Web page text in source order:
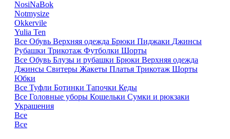
NosiNaBok
Notmysize
Okkervile
Yulia Ten
Все Обувь Верхняя одежда Брюки Пиджаки Джинсы
Рубашки Трикотаж Футболки Шорты
Все Обувь Блузы и рубашки Брюки Верхняя одежда
Джинсы Свитеры Жакеты Платья Трикотаж Шорты
Юбки
Все Туфли Ботинки Тапочки Кеды
Все Головные уборы Кошельки Сумки и рюкзаки
Украшения
Все
Все